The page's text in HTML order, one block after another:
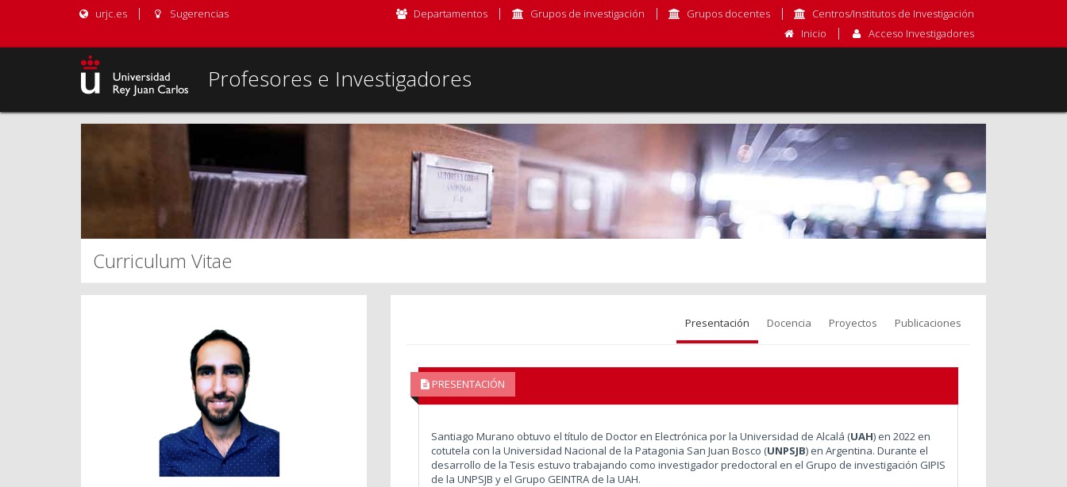
urjc.es Sugerencias Departamentos Grupos de investigación Grupos docentes
Centros/Institutos de Investigación
Inicio
Acceso Investigadores
Profesores e Investigadores
Curriculum Vitae
Presentación Docencia Proyectos Publicaciones
PRESENTACIÓN
Santiago Murano obtuvo el título de Doctor en Electrónica por la Universidad de Alcalá (UAH) en 2022 en
cotutela con la Universidad Nacional de la Patagonia San Juan Bosco (UNPSJB) en Argentina. Durante el
desarrollo de la Tesis estuvo trabajando como investigador predoctoral en el Grupo de investigación GIPIS
de la UNPSJB y el Grupo GEINTRA de la UAH.